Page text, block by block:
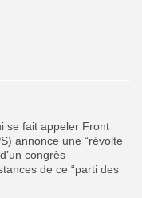
se fait appeler Front
annonce une “révolte
congrès
de ce “parti des